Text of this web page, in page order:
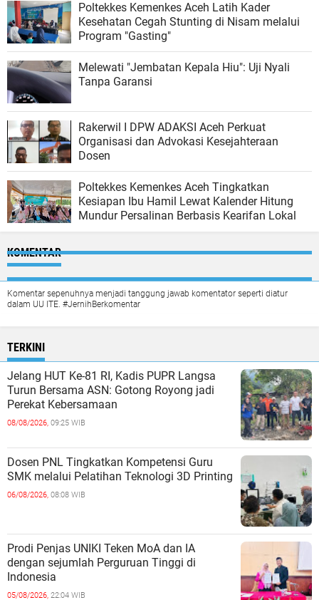
Poltekkes Kemenkes Aceh Latih Kader
Kesehatan Cegah Stunting di Nisam melalui
Program "Gasting"
Melewati "Jembatan Kepala Hiu": Uji Nyali
Tanpa Garansi
Rakerwil I DPW ADAKSI Aceh Perkuat
Organisasi dan Advokasi Kesejahteraan
Dosen
Poltekkes Kemenkes Aceh Tingkatkan
Kesiapan Ibu Hamil Lewat Kalender Hitung
Mundur Persalinan Berbasis Kearifan Lokal
KOMENTAR
Komentar sepenuhnya menjadi tanggung jawab komentator seperti diatur
dalam UU ITE. #JernihBerkomentar
TERKINI
Jelang HUT Ke-81 RI, Kadis PUPR Langsa
Turun Bersama ASN: Gotong Royong jadi
Perekat Kebersamaan
08/08/2026, 09:25 WIB
Dosen PNL Tingkatkan Kompetensi Guru
SMK melalui Pelatihan Teknologi 3D Printing
06/08/2026, 08:08 WIB
Prodi Penjas UNIKI Teken MoA dan IA
dengan sejumlah Perguruan Tinggi di
Indonesia
05/08/2026, 22:04 WIB